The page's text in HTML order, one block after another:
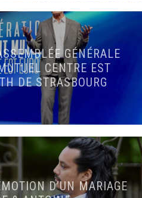
GÉNÉRALE
CENTRE EST
DE STRASBOURG
D’UN MARIAGE